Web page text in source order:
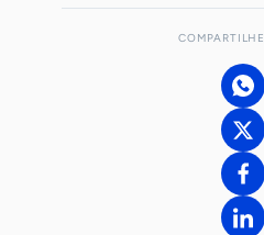
COMPARTILHE